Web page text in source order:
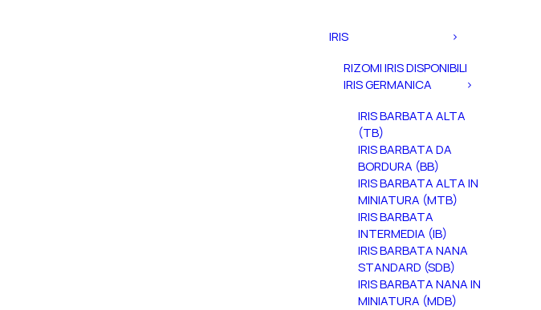
IRIS
RIZOMI IRIS DISPONIBILI
IRIS GERMANICA
IRIS BARBATA ALTA
(TB)
IRIS BARBATA DA
BORDURA (BB)
IRIS BARBATA ALTA IN
MINIATURA (MTB)
IRIS BARBATA
INTERMEDIA (IB)
IRIS BARBATA NANA
STANDARD (SDB)
IRIS BARBATA NANA IN
MINIATURA (MDB)